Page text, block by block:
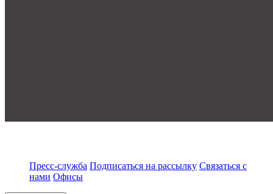
Пресс-служба Подписаться на рассылку Связаться с
нами Офисы